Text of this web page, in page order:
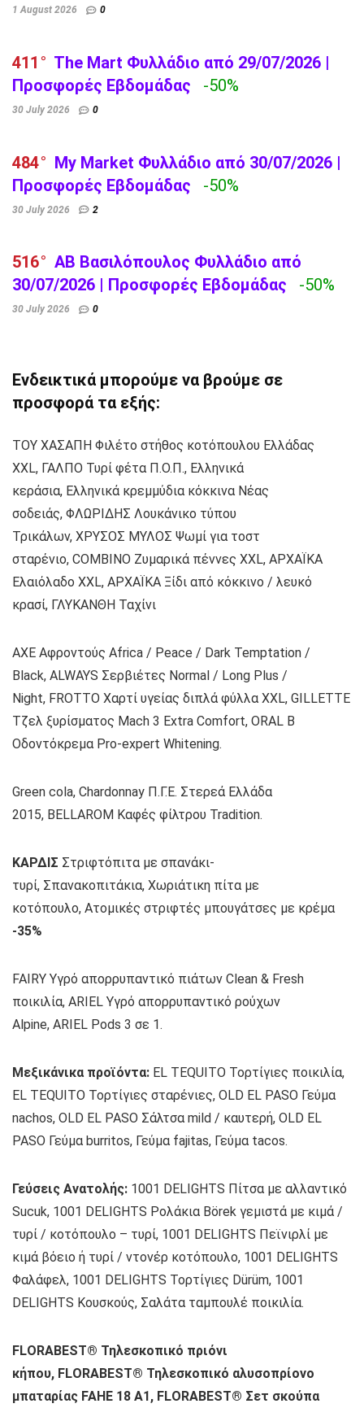
1 August 2026 0
411
The Mart Φυλλάδιο από 29/07/2026 |
Προσφορές Εβδομάδας
-50%
30 July 2026 0
484
My Market Φυλλάδιο από 30/07/2026 |
Προσφορές Εβδομάδας
-50%
30 July 2026 2
516
AB Βασιλόπουλος Φυλλάδιο από
30/07/2026 | Προσφορές Εβδομάδας
-50%
30 July 2026 0
Ενδεικτικά μπορούμε να βρούμε σε
προσφορά τα εξής:
ΤΟΥ ΧΑΣΑΠΗ Φιλέτο στήθος κοτόπουλου Ελλάδας
XXL, ΓΑΛΠΟ Τυρί φέτα Π.Ο.Π., Ελληνικά
κεράσια, Ελληνικά κρεμμύδια κόκκινα Νέας
σοδειάς, ΦΛΩΡΙΔΗΣ Λουκάνικο τύπου
Τρικάλων, ΧΡΥΣΟΣ ΜΥΛΟΣ Ψωμί για τοστ
σταρένιο, COMBINO Ζυμαρικά πέννες XXL, ΑΡΧΑΪΚΑ
Ελαιόλαδο XXL, ΑΡΧΑΪΚΑ Ξίδι από κόκκινο / λευκό
κρασί, ΓΛΥΚΑΝΘΗ Ταχίνι
AXE Αφροντούς Αfrica / Peace / Dark Temptation /
Black, ALWAYS Σερβιέτες Νormal / Long Plus /
Night, FROTTO Χαρτί υγείας διπλά φύλλα XXL, GILLETTE
Tζελ ξυρίσματος Mach 3 Extra Comfort, ORAL B
Οδοντόκρεμα Pro-expert Whitening.
Green cola, Chardonnay Π.Γ.Ε. Στερεά Ελλάδα
2015, BELLAROM Καφές φίλτρου Tradition.
ΚΑΡΔΙΣ Στριφτόπιτα με σπανάκι-
τυρί, Σπανακοπιτάκια, Χωριάτικη πίτα με
κοτόπουλο, Ατομικές στριφτές μπουγάτσες με κρέμα
-35%
FAIRY Υγρό απορρυπαντικό πιάτων Clean & Fresh
ποικιλία, ARIEL Υγρό απορρυπαντικό ρούχων
Alpine, ARIEL Pods 3 σε 1.
Μεξικάνικα προϊόντα: EL TEQUITO Τορτίγιες ποικιλία,
EL TEQUITO Τορτίγιες σταρένιες, OLD EL PASO Γεύμα
nachos, OLD EL PASO Σάλτσα mild / καυτερή, OLD EL
PASO Γεύμα burritos, Γεύμα fajitas, Γεύμα tacos.
Γεύσεις Ανατολής: 1001 DELIGHTS Πίτσα με αλλαντικό
Sucuk, 1001 DELIGHTS Ρολάκια Börek γεμιστά με κιμά /
τυρί / κοτόπουλο – τυρί, 1001 DELIGHTS Πεϊνιρλί με
κιμά βόειο ή τυρί / ντονέρ κοτόπουλο, 1001 DELIGHTS
Φαλάφελ, 1001 DELIGHTS Τορτίγιες Dürüm, 1001
DELIGHTS Κουσκούς, Σαλάτα ταμπουλέ ποικιλία.
FLORABEST® Τηλεσκοπικό πριόνι
κήπου, FLORABEST® Τηλεσκοπικό αλυσοπρίονο
μπαταρίας FAHE 18 A1, FLORABEST® Σετ σκούπα